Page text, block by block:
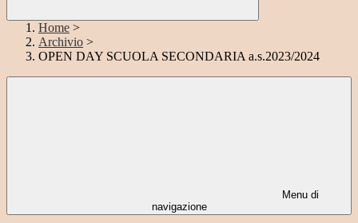
Home >
Archivio >
OPEN DAY SCUOLA SECONDARIA a.s.2023/2024
Menu di
navigazione